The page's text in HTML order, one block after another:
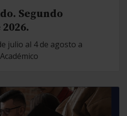
Segundo
julio al 4 de agosto a